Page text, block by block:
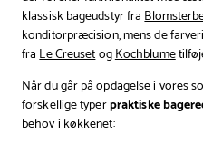
klassisk bageudstyr fra
konditorpræcision, mens de
fraLe CreusetogKochblume
Når du går på opdagelse i vores
forskellige typerpraktiske
behov i køkkenet: